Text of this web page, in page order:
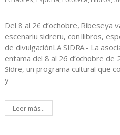
Del 8 al 26 d’ochobre, Ribeseya
escenariu sidreru, con llibros,
de divulgaciónLA SIDRA.- La
entama del 8 al 26 d’ochobre de
Sidre, un programa cultural que
y
Leer más...